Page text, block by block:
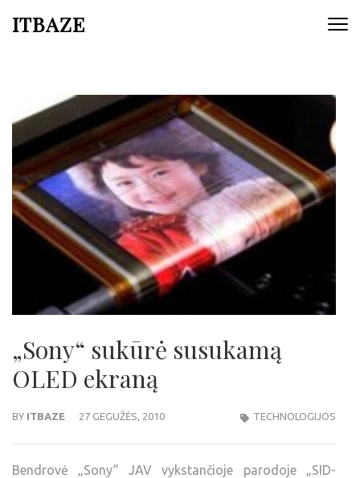
ITBAZE
„Sony“ sukūrė susukamą
OLED ekraną
BY ITBAZE 27 GEGUŽĖS, 2010 TECHNOLOGIJOS
Bendrovė „Sony“ JAV vykstančioje parodoje „SID-